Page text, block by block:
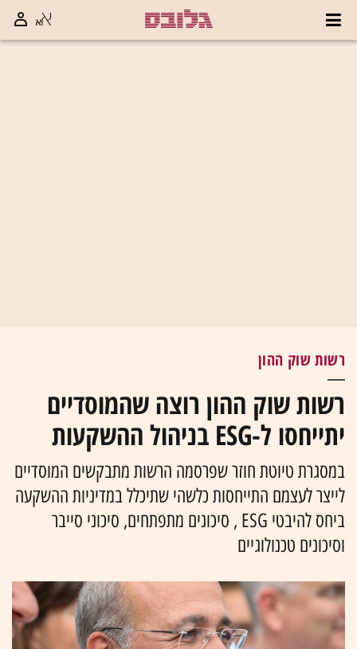
רשות שוק ההון
רשות שוק ההון רוצה שהמוסדיים
יתייחסו ל-ESG בניהול ההשקעות
במסגרת טיוטת חוזר שפרסמה הרשות מתבקשים המוסדיים
לייצר לעצמם התייחסות כלשהי שתיכלל במדיניות ההשקעה
ביחס להיבטי ESG , סיכונים מתפתחים, סיכוני סייבר
וסיכונים טכנולוגיים